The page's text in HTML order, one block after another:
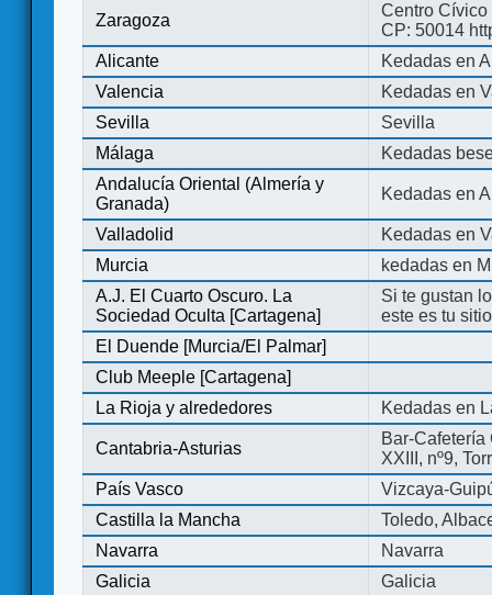
Zaragoza
Centro Cívico
CP: 50014
Alicante
Kedadas en
Valencia
Kedadas en
Sevilla
Sevilla
Málaga
Kedadas
Andalucía Oriental (Almería y
Granada)
Kedadas en
Valladolid
Kedadas en
Murcia
kedadas en
A.J. El Cuarto Oscuro. La
Sociedad Oculta [Cartagena]
Si te gustan
este es tu
El Duende [Murcia/El Palmar]
Club Meeple [Cartagena]
La Rioja y alrededores
Kedadas en
Cantabria-Asturias
Bar-
XXIII, nº9,
País Vasco
Vizcaya-
Castilla la Mancha
Toledo,
Navarra
Navarra
Galicia
Galicia